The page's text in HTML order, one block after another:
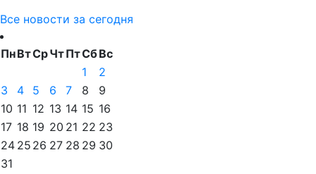
Все новости за сегодня
ПнВтСрЧтПтСбВс
1
2
3
4 5 6 7 8
9
10 11 12 13 14 15 16
17 18 19 20 21 22 23
24 25 26 27 28 29 30
31